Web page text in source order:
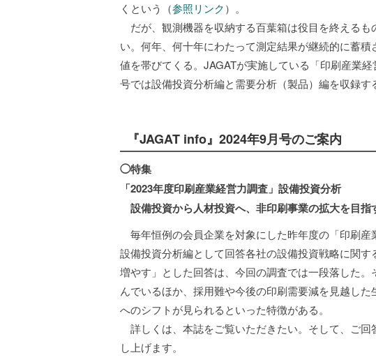
くという（参照リンク）。
だが、観測機器を収納する百葉箱は役目を終える
い。何年、何十年にわたって測定結果が継続的に蓄
値を帯びてくる。JAGATが実施している「印刷産業
号では設備投資分析編と需要分析（製品）編を収録す
『JAGAT info』2024年9月号のご案内
◯特集
「2023年度印刷産業経営力調査」設備投資分析
設備投資から人材投資へ、非印刷事業の拡大を目指
毎年恒例の会員企業を対象にした昨年度の「印刷
設備投資分析編として回答各社の設備投資戦略に関
増やす」とした回答は、今回の調査では一段落した
んでいるほか、採用難や今後の印刷需要減を見越し
へのシフトが見られるといった特徴がある。
詳しくは、本誌をご覧いただきたい。そして、ご
し上げます。